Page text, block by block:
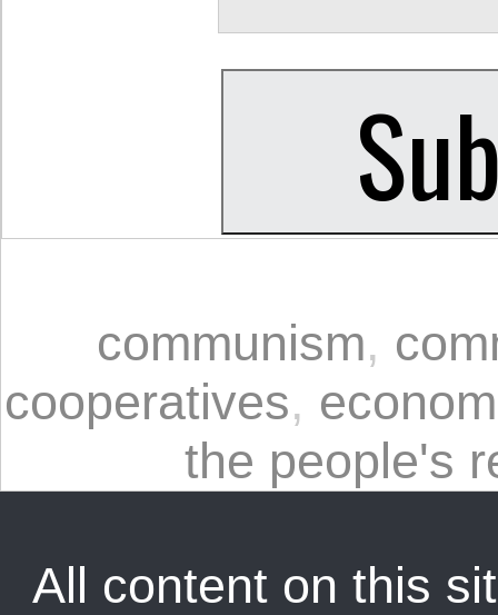
communism,
cooperatives,
the people's
All content on this